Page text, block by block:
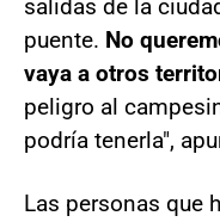
salidas de la
puente. No
vaya a otros
peligro al
podría tenerla",
Las personas que